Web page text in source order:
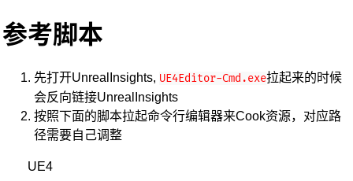
参考脚本
先打开UnrealInsights, UE4Editor-Cmd.exe拉起来的时候
会反向链接UnrealInsights
按照下面的脚本拉起命令行编辑器来Cook资源，对应路
径需要自己调整
UE4